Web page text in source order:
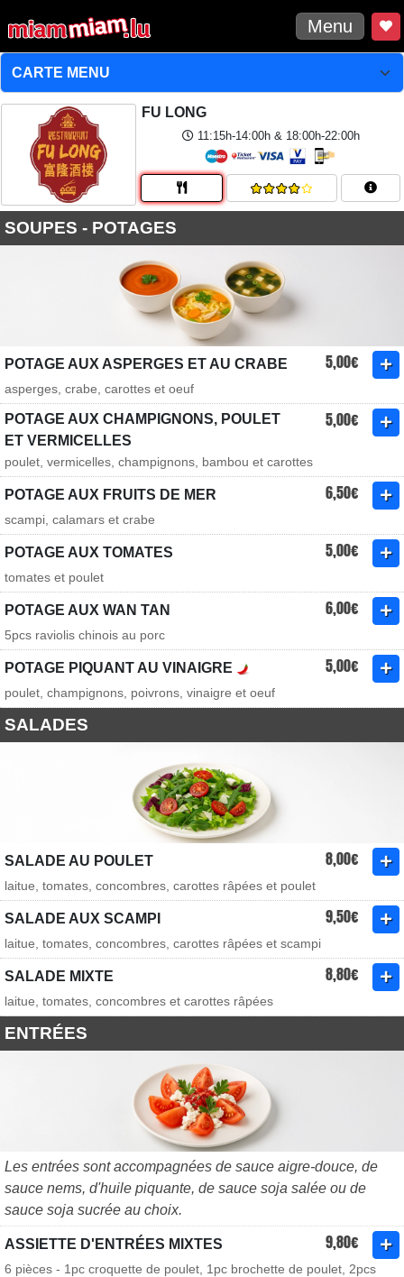
Menu
FU LONG
11:15h-14:00h & 18:00h-22:00h
SOUPES - POTAGES
POTAGE AUX ASPERGES ET AU CRABE 5,00€
asperges, crabe, carottes et oeuf
POTAGE AUX CHAMPIGNONS, POULET
ET VERMICELLES
5,00€
poulet, vermicelles, champignons, bambou et carottes
POTAGE AUX FRUITS DE MER 6,50€
scampi, calamars et crabe
POTAGE AUX TOMATES 5,00€
tomates et poulet
POTAGE AUX WAN TAN 6,00€
5pcs raviolis chinois au porc
POTAGE PIQUANT AU VINAIGRE 5,00€
poulet, champignons, poivrons, vinaigre et oeuf
SALADES
SALADE AU POULET 8,00€
laitue, tomates, concombres, carottes râpées et poulet
SALADE AUX SCAMPI 9,50€
laitue, tomates, concombres, carottes râpées et scampi
SALADE MIXTE 8,80€
laitue, tomates, concombres et carottes râpées
ENTRÉES
Les entrées sont accompagnées de sauce aigre-douce, de
sauce nems, d'huile piquante, de sauce soja salée ou de
sauce soja sucrée au choix.
ASSIETTE D'ENTRÉES MIXTES 9,80€
6 pièces - 1pc croquette de poulet, 1pc brochette de poulet, 2pcs